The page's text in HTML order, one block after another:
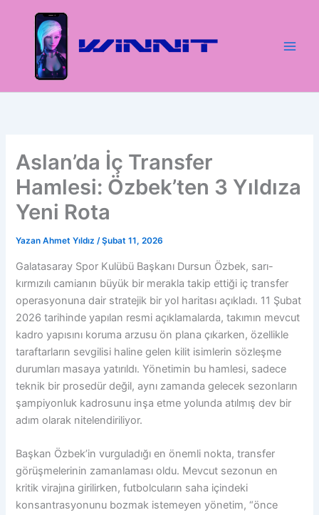
Aslan’da İç Transfer
Hamlesi: Özbek’ten 3 Yıldıza
Yeni Rota
Yazan Ahmet Yıldız/Şubat 11, 2026
Galatasaray Spor Kulübü Başkanı Dursun Özbek, sarı-
kırmızılı camianın büyük bir merakla takip ettiği iç transfer
operasyonuna dair stratejik bir yol haritası açıkladı. 11 Şubat
2026 tarihinde yapılan resmi açıklamalarda, takımın mevcut
kadro yapısını koruma arzusu ön plana çıkarken, özellikle
taraftarların sevgilisi haline gelen kilit isimlerin sözleşme
durumları masaya yatırıldı. Yönetimin bu hamlesi, sadece
teknik bir prosedür değil, aynı zamanda gelecek sezonların
şampiyonluk kadrosunu inşa etme yolunda atılmış dev bir
adım olarak nitelendiriliyor.
Başkan Özbek’in vurguladığı en önemli nokta, transfer
görüşmelerinin zamanlaması oldu. Mevcut sezonun en
kritik virajına girilirken, futbolcuların saha içindeki
konsantrasyonunu bozmak istemeyen yönetim, “önce